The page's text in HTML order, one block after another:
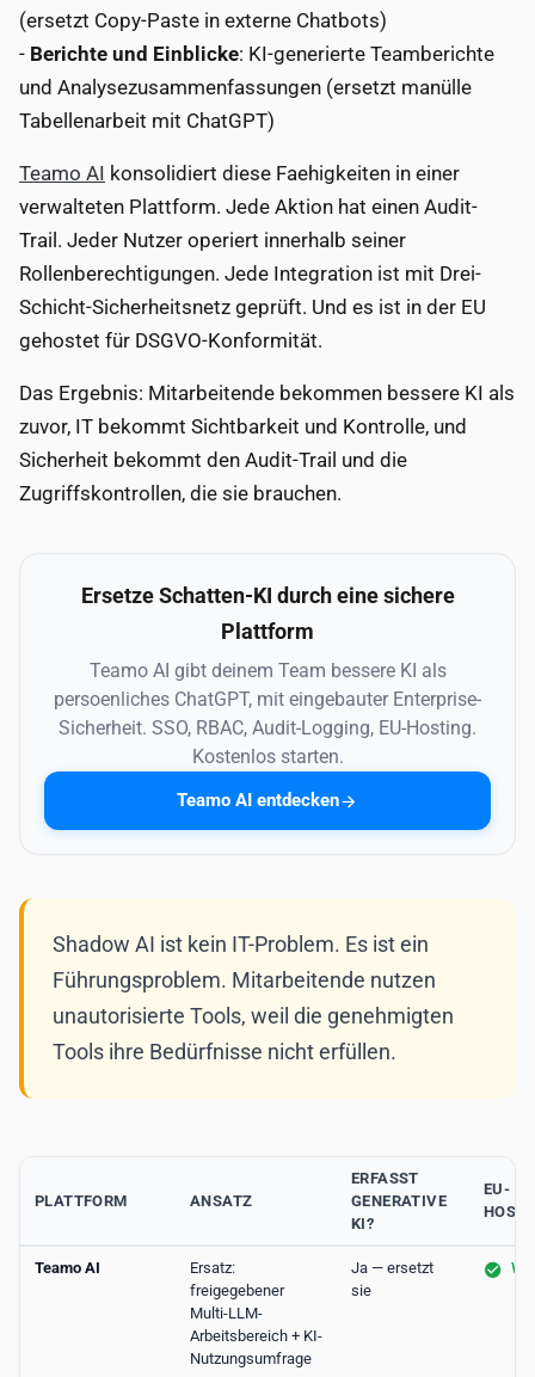
(ersetzt Copy-Paste in externe Chatbots)
- Berichte und Einblicke: KI-generierte Teamberichte
und Analysezusammenfassungen (ersetzt manülle
Tabellenarbeit mit ChatGPT)
Teamo AI konsolidiert diese Faehigkeiten in einer
verwalteten Plattform. Jede Aktion hat einen Audit-
Trail. Jeder Nutzer operiert innerhalb seiner
Rollenberechtigungen. Jede Integration ist mit Drei-
Schicht-Sicherheitsnetz geprüft. Und es ist in der EU
gehostet für DSGVO-Konformität.
Das Ergebnis: Mitarbeitende bekommen bessere KI als
zuvor, IT bekommt Sichtbarkeit und Kontrolle, und
Sicherheit bekommt den Audit-Trail und die
Zugriffskontrollen, die sie brauchen.
Ersetze Schatten-KI durch eine sichere
Plattform
Teamo AI gibt deinem Team bessere KI als
persoenliches ChatGPT, mit eingebauter Enterprise-
Sicherheit. SSO, RBAC, Audit-Logging, EU-Hosting.
Kostenlos starten.
Teamo AI entdecken
Shadow AI ist kein IT-Problem. Es ist ein
Führungsproblem. Mitarbeitende nutzen
unautorisierte Tools, weil die genehmigten
Tools ihre Bedürfnisse nicht erfüllen.
PLATTFORM ANSATZ
ERFASST
GENERATIVE
KI?
EU-
Teamo AI
Ersatz:
freigegebener
Multi-LLM-
Arbeitsbereich + KI-
Nutzungsumfrage
Ja — ersetzt
sie